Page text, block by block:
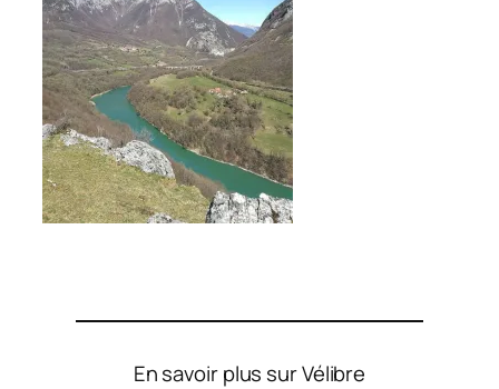
En savoir plus sur Vélibre